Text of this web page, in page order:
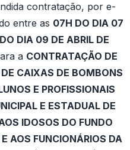
contratação, por e-
entre as 07H DO DIA 07
DIA 09 DE ABRIL DE
a CONTRATAÇÃO DE
CAIXAS DE BOMBONS
E PROFISSIONAIS
E ESTADUAL DE
IDOSOS DO FUNDO
AOS FUNCIONÁRIOS DA